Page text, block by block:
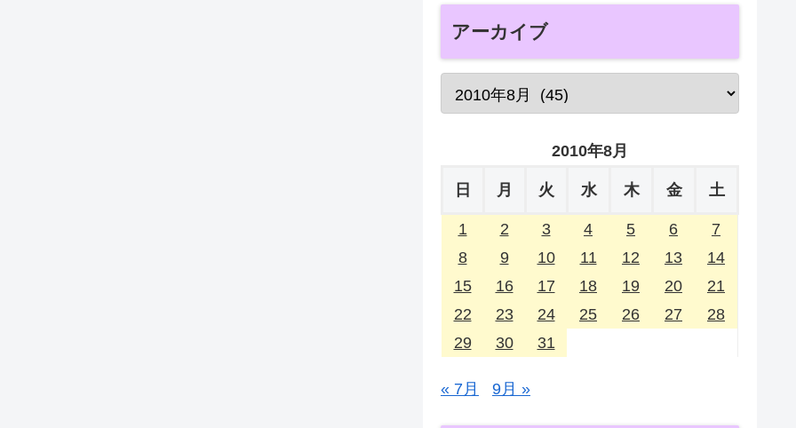
アーカイブ
2010年8月
日 月 火 水 木 金 土
1 2 3 4 5 6
7
8
9 10 11 12 13
14
15
16 17 18 19 20
21
22
23 24 25 26 27
28
29
30 31
« 7月 9月 »